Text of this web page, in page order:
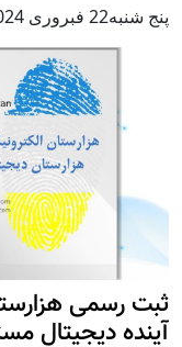
پنج شنبه22 فبروری 2024
ثبت رسمی
آینده دیجیتال